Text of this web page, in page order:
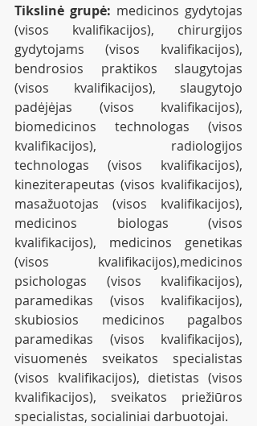
Tikslinė grupė: medicinos gydytojas
(visos kvalifikacijos), chirurgijos
gydytojams (visos kvalifikacijos),
bendrosios praktikos slaugytojas
(visos kvalifikacijos), slaugytojo
padėjėjas (visos kvalifikacijos),
biomedicinos technologas (visos
kvalifikacijos), radiologijos
technologas (visos kvalifikacijos),
kineziterapeutas (visos kvalifikacijos),
masažuotojas (visos kvalifikacijos),
medicinos biologas (visos
kvalifikacijos), medicinos genetikas
(visos kvalifikacijos),medicinos
psichologas (visos kvalifikacijos),
paramedikas (visos kvalifikacijos),
skubiosios medicinos pagalbos
paramedikas (visos kvalifikacijos),
visuomenės sveikatos specialistas
(visos kvalifikacijos), dietistas (visos
kvalifikacijos), sveikatos priežiūros
specialistas, socialiniai darbuotojai.